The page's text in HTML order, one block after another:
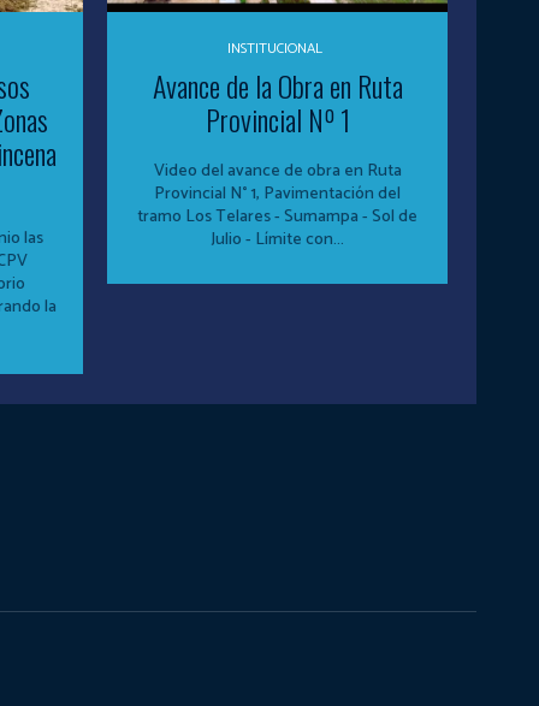
las
la
INSTITUCIONAL
Avance de la Obra en Ruta
Provincial Nº 1
Video del avance de obra en Ruta
Provincial N° 1, Pavimentación del
tramo Los Telares - Sumampa - Sol de
Julio - Límite con...